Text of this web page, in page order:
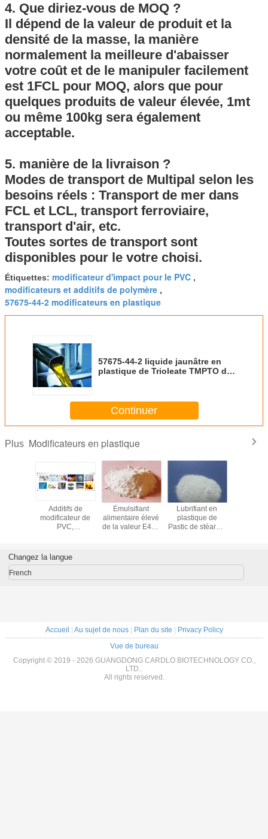
4. Que diriez-vous de MOQ ?
Il dépend de la valeur de produit et la
densité de la masse, la manière
normalement la meilleure d'abaisser
votre coût et de le manipuler facilement
est 1FCL pour MOQ, alors que pour
quelques produits de valeur élevée, 1mt
ou même 100kg sera également
acceptable.
5. manière de la livraison ?
Modes de transport de Multipal selon les
besoins réels : Transport de mer dans
FCL et LCL, transport ferroviaire,
transport d'air, etc.
Toutes sortes de transport sont
disponibles pour le votre choisi.
Étiquettes: modificateur d'impact pour le PVC ,
modificateurs et additifs de polymère ,
57675-44-2 modificateurs en plastique
57675-44-2 liquide jaunâtre en
plastique de Trioleate TMPTO de
Continuer
Plus Modificateurs en plastique
Ingrédient de
poudre de
stéarate de
caoutchouc de la
Chine d'additif en
Lubrifiants
d'Externel et
lubrifiant de
Stearate PETS-4
57675-44-2
lubrifiant d'huile
de Trioleate
de Plasrtic
Changez la langue
French
Accueil Au sujet de nous| Plan du site
Privacy Policy
Vue de bureau
Copyright © 2019 - 2026 GUANGDONG CARDLO BIOTECHNOLOGY CO.,
LTD..
All rights reserved.